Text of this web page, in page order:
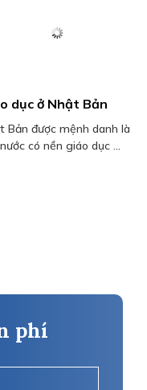
dục ở Nhật Bản
Bản được mệnh danh là
có nền giáo dục ...
phí